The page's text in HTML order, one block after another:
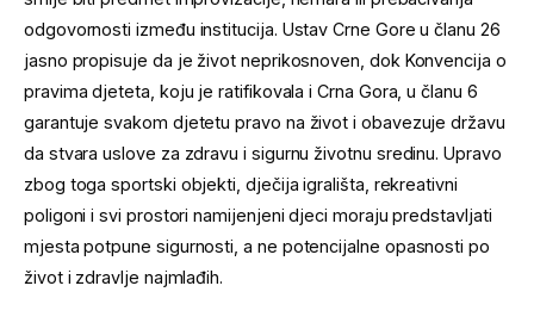
odgovornosti između institucija. Ustav Crne Gore u članu 26
jasno propisuje da je život neprikosnoven, dok Konvencija o
pravima djeteta, koju je ratifikovala i Crna Gora, u članu 6
garantuje svakom djetetu pravo na život i obavezuje državu
da stvara uslove za zdravu i sigurnu životnu sredinu. Upravo
zbog toga sportski objekti, dječija igrališta, rekreativni
poligoni i svi prostori namijenjeni djeci moraju predstavljati
mjesta potpune sigurnosti, a ne potencijalne opasnosti po
život i zdravlje najmlađih.